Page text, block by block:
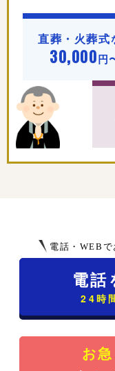
直葬・火葬式
30,000円
電話・WEB
電
24時
お